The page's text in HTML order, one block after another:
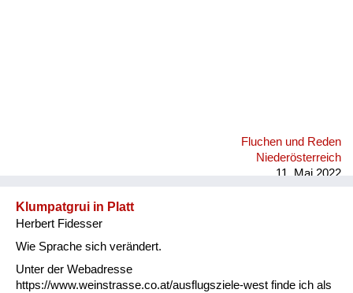
Fluchen und Reden
Niederösterreich
11. Mai 2022
Klumpatgrui in Platt
Herbert Fidesser
Wie Sprache sich verändert.
Unter der Webadresse
https://www.weinstrasse.co.at/ausflugsziele-west finde ich als